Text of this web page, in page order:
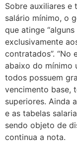
Sobre auxiliares e
salário mínimo, o
que atinge
exclusivamente
contratados”. “No
abaixo do mínimo
todos possuem
vencimento base,
superiores. Ainda
e as tabelas
sendo objeto de
continua a nota.